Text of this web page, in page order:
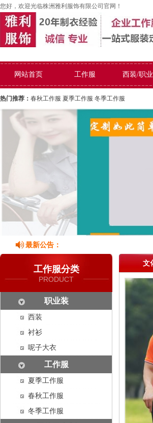
您好，欢迎光临株洲雅利服饰有限公司官网！
网站首页 工作服 西装/职
热门推荐： 春秋工作服 夏季工作服 冬季工作服
最新公告：
工作服分类
PRODUCT
职业装
西装
衬衫
呢子大衣
工作服
夏季工作服
春秋工作服
冬季工作服
文